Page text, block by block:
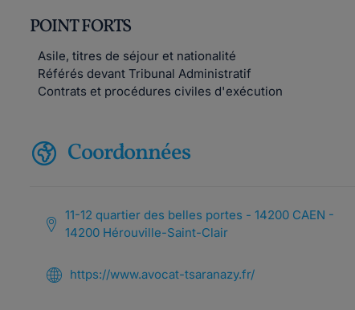
POINT FORTS
Asile, titres de séjour et nationalité
Référés devant Tribunal Administratif
Contrats et procédures civiles d'exécution
Coordonnées
11-12 quartier des belles portes - 14200 CAEN -
14200 Hérouville-Saint-Clair
https://www.avocat-tsaranazy.fr/